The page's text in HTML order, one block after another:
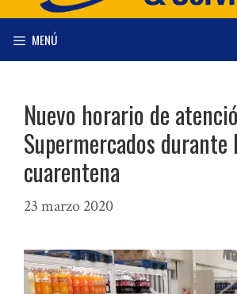
MENÚ
Nuevo horario de
Supermercados durante
cuarentena
23 marzo 2020